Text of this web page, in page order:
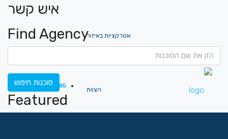
אטרקציות באיזור
הצוות
073-3678685
איש קשר
Find Agency
סוכנות חיפוש
Featured